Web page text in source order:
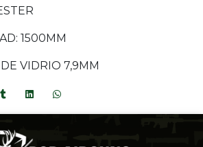
1500MM
VIDRIO 7,9MM